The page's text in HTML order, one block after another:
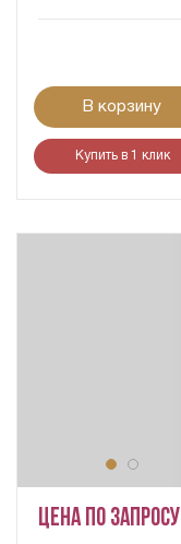
В корзину
Купить в 1 клик
Цена по запросу